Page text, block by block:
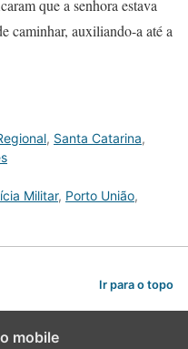
que a senhora estava
caminhar, auxiliando-a até a
, Santa Catarina,
Militar, Porto União,
Ir para o topo
mobile